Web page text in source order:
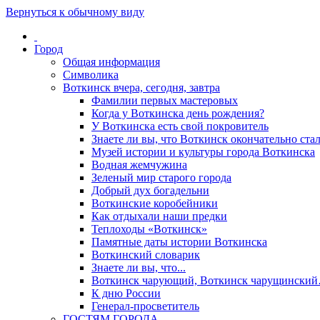
Вернуться к обычному виду
Город
Общая информация
Символика
Воткинск вчера, сегодня, завтра
Фамилии первых мастеровых
Когда у Воткинска день рождения?
У Воткинска есть свой покровитель
Знаете ли вы, что Воткинск окончательно
Музей истории и культуры города Воткинска
Водная жемчужина
Зеленый мир старого города
Добрый дух богадельни
Воткинские коробейники
Как отдыхали наши предки
Теплоходы «Воткинск»
Памятные даты истории Воткинска
Воткинский словарик
Знаете ли вы, что...
Воткинск чарующий, Воткинск
К дню России
Генерал-просветитель